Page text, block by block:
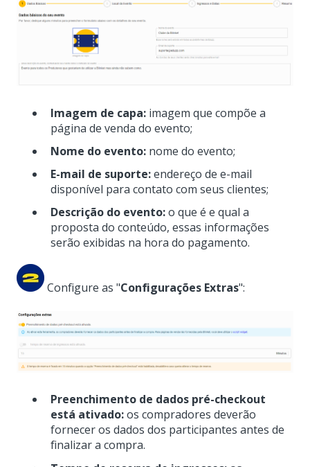
Imagem de capa: imagem que compõe a
página de venda do evento;
Nome do evento: nome do evento;
E-mail de suporte:endereço de e-mail
disponível para contato com seus clientes;
Descrição do evento:o que é e qual a
proposta do conteúdo, essas informações
serão exibidas na hora do pagamento.
Configure as "Configurações Extras":
Preenchimento de dados pré-checkout
está ativado:os compradores deverão
fornecer os dados dos participantes antes de
finalizar a compra.